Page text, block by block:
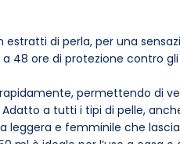
estratti di perla, per una
48 ore di protezione contro
permettendo di
Adatto a tutti i tipi di pelle,
leggera e femminile che
ml è ideale per l’uso a casa o